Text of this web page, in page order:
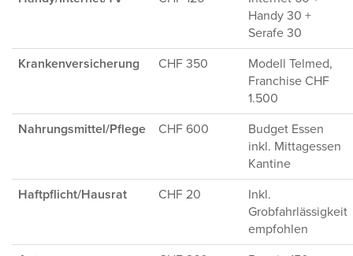
Handy 30 +
Serafe 30
Krankenversicherung
CHF 350
Modell Telmed,
Franchise CHF
1.500
Nahrungsmittel/Pflege
CHF 600
Budget Essen
inkl. Mittagessen
Kantine
Haftpflicht/Hausrat
CHF 20
Inkl.
Grobfahrlässigkeit
empfohlen